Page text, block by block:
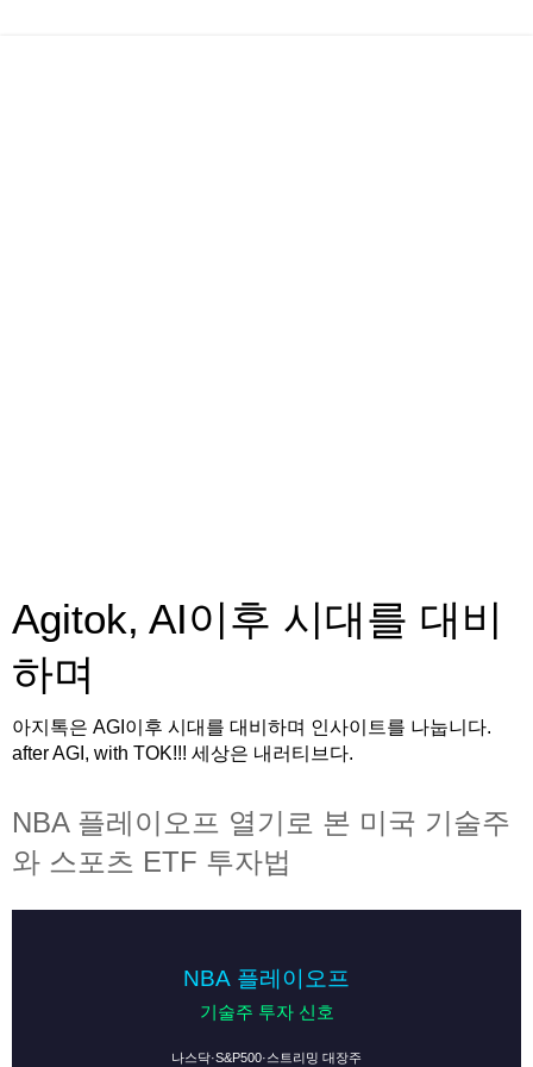
Agitok, AI이후 시대를 대비
하며
아지톡은 AGI이후 시대를 대비하며 인사이트를 나눕니다.
after AGI, with TOK!!! 세상은 내러티브다.
NBA 플레이오프 열기로 본 미국 기술주
와 스포츠 ETF 투자법
NBA 플레이오프
기술주 투자 신호
나스닥·S&P500·스트리밍 대장주